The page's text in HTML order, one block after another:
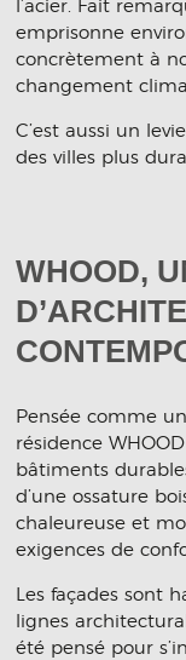
l’acier. Fait
emprisonne
concrètement à
changement
C’est aussi un
des villes plus
WHOOD,
Pensée comme
résidence
bâtiments
d’une ossature
chaleureuse et
exigences de
Les façades sont
lignes
été pensé pour